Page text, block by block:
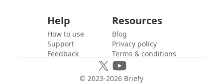
Help
How to use
Support
Feedback
Resources
Blog
Privacy policy
Terms & conditions
© 2023-2026 Briefy